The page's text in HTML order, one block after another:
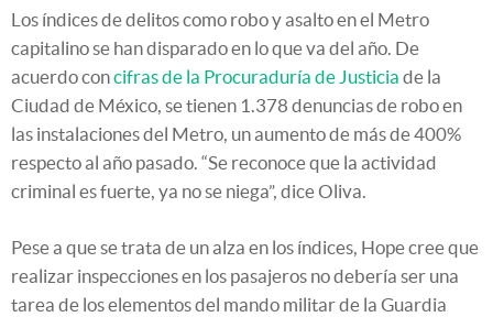
Los índices de delitos como robo y asalto en el Metro
capitalino se han disparado en lo que va del año. De
acuerdo concifras de la Procuraduría de Justicia de la
Ciudad de México, se tienen 1.378 denuncias de robo en
las instalaciones del Metro, un aumento de más de 400%
respecto al año pasado. “Se reconoce que la actividad
criminal es fuerte, ya no se niega”, dice Oliva.
Pese a que se trata de un alza en los índices, Hope cree que
realizar inspecciones en los pasajeros no debería ser una
tarea de los elementos del mando militar de la Guardia